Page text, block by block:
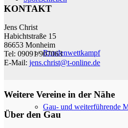
Rundenwettkampf
Gau- und weiterführende
KONTAKT
Jens Christ
Habichtstraße 15
86653 Monheim
Tel: 09091/907063
E-Mail: jens.christ@t-online.de
Weitere Vereine in der Nähe
Über den Gau